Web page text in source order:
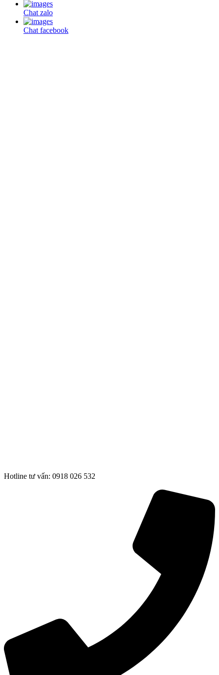
Chat zalo
Chat facebook
Hotline tư vấn: 0918 026 532